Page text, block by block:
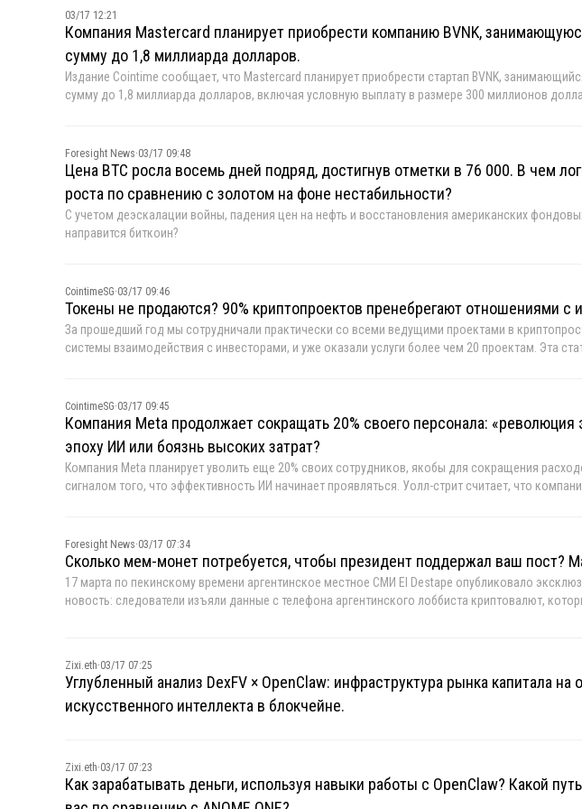
03/17 12:21
Компания Mastercard планирует приобрести компанию BVNK,
сумму до 1,8 миллиарда долларов.
Издание Cointime сообщает, что Mastercard планирует приобрести стартап BVNK,
сумму до 1,8 миллиарда долларов, включая условную выплату в размере 300 миллионов
Foresight News·03/17 09:48
Цена BTC росла восемь дней подряд, достигнув отметки в 76 000. В чем
роста по сравнению с золотом на фоне нестабильности?
С учетом деэскалации войны, падения цен на нефть и восстановления американских
направится биткоин?
CointimeSG·03/17 09:46
Токены не продаются? 90% криптопроектов пренебрегают отношениями с
За прошедший год мы сотрудничали практически со всеми ведущими проектами в
системы взаимодействия с инвесторами, и уже оказали услуги более чем 20 проектам. Эта
CointimeSG·03/17 09:45
Компания Meta продолжает сокращать 20% своего персонала: «революция
эпоху ИИ или боязнь высоких затрат?
Компания Meta планирует уволить еще 20% своих сотрудников, якобы для сокращения
сигналом того, что эффективность ИИ начинает проявляться. Уолл-стрит считает, что
Foresight News·03/17 07:34
Сколько мем-монет потребуется, чтобы президент поддержал ваш пост?
17 марта по пекинскому времени аргентинское местное СМИ El Destape опубликовало
новость: следователи изъяли данные с телефона аргентинского лоббиста криптовалют,
Zixi.eth·03/17 07:25
Углубленный анализ DexFV × OpenClaw: инфраструктура рынка капитала на
искусственного интеллекта в блокчейне.
Zixi.eth·03/17 07:23
Как зарабатывать деньги, используя навыки работы с OpenClaw? Какой